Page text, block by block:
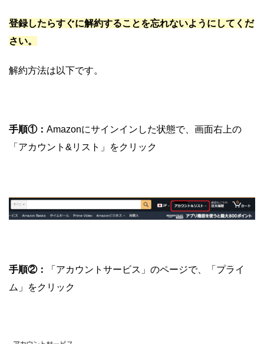
登録したらすぐに解約することを忘れないようにしてくだ
さい。
解約方法は以下です。
手順①： Amazonにサインインした状態で、画面右上の
「アカウント&リスト」をクリック
手順②：
「アカウントサービス」のページで、「プライ
ム」をクリック